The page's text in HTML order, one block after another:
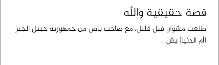
قصة حقيقية والله
طلعت مشوار، قبل قليل، مع صاحب باص من جمهورية حبيل الجبر
(أم الدنيا) يش...